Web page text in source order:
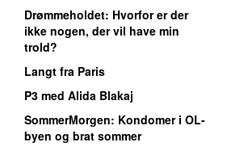
Drømmeholdet: Hvorfor er der
ikke nogen, der vil have min
trold?
Langt fra Paris
P3 med Alida Blakaj
SommerMorgen: Kondomer i OL-
byen og brat sommer